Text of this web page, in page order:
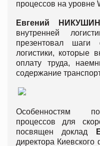
процессов на уровне
Евгений НИКУШИН
внутренней
презентовал шаги
логистики, которые
оплату труда,
содержание
Особенностям
процессов для
посвящен доклад
директора